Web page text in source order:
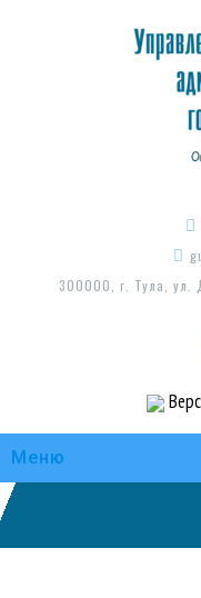
300000, г. Тула, ул.
Меню